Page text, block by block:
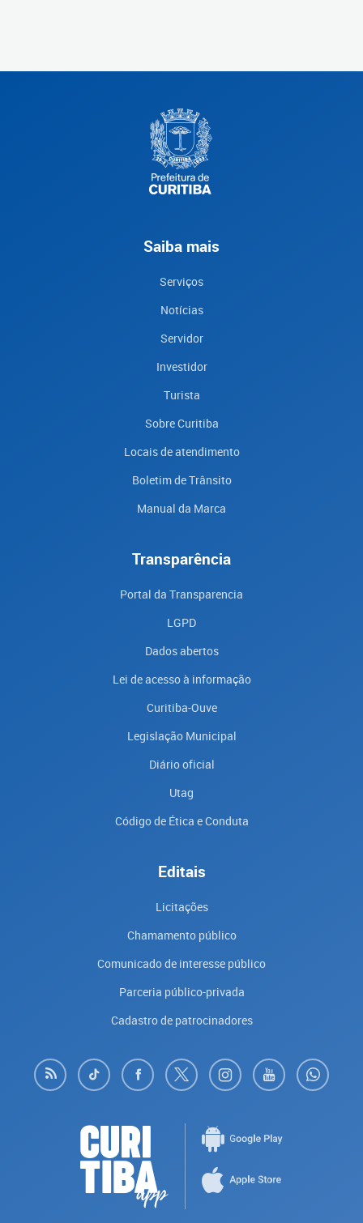
Saiba mais
Serviços
Notícias
Servidor
Investidor
Turista
Sobre Curitiba
Locais de atendimento
Boletim de Trânsito
Manual da Marca
Transparência
Portal da Transparencia
LGPD
Dados abertos
Lei de acesso à informação
Curitiba-Ouve
Legislação Municipal
Diário oficial
Utag
Código de Ética e Conduta
Editais
Licitações
Chamamento público
Comunicado de interesse público
Parceria público-privada
Cadastro de patrocinadores